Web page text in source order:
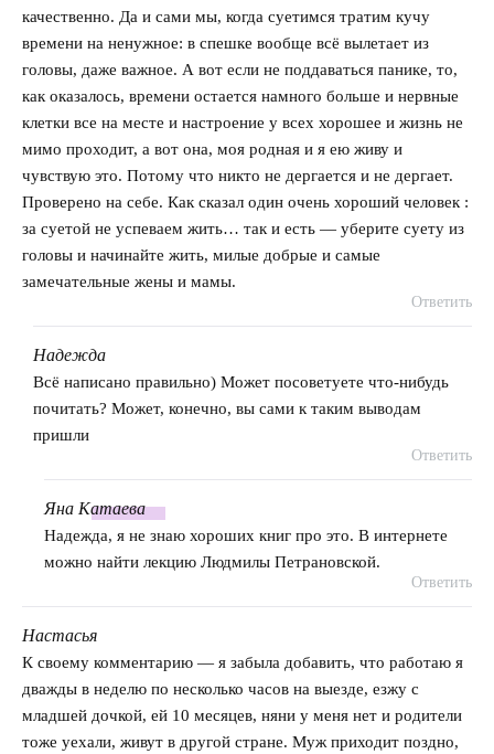
качественно. Да и сами мы, когда суетимся тратим кучу
времени на ненужное: в спешке вообще всё вылетает из
головы, даже важное. А вот если не поддаваться панике, то,
как оказалось, времени остается намного больше и нервные
клетки все на месте и настроение у всех хорошее и жизнь не
мимо проходит, а вот она, моя родная и я ею живу и
чувствую это. Потому что никто не дергается и не дергает.
Проверено на себе. Как сказал один очень хороший человек :
за суетой не успеваем жить… так и есть — уберите суету из
головы и начинайте жить, милые добрые и самые
замечательные жены и мамы.
Ответить
Надежда
говорит:
Всё написано правильно) Может посоветуете что-нибудь
почитать? Может, конечно, вы сами к таким выводам
пришли
Ответить
Яна Катаева
говорит:
Надежда, я не знаю хороших книг про это. В интернете
можно найти лекцию Людмилы Петрановской.
Ответить
Настасья
говорит:
К своему комментарию — я забыла добавить, что работаю я
дважды в неделю по несколько часов на выезде, езжу с
младшей дочкой, ей 10 месяцев, няни у меня нет и родители
тоже уехали, живут в другой стране. Муж приходит поздно,